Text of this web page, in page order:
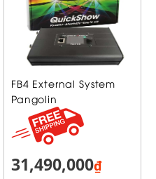
FB4 External System
Pangolin
31,490,000₫